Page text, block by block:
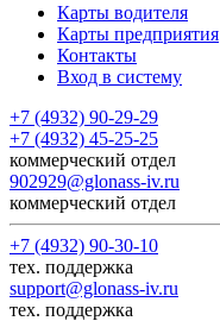
Карты водителя
Карты предприятия
Контакты
Вход в систему
+7 (4932) 90-29-29
+7 (4932) 45-25-25
коммерческий отдел
902929@glonass-iv.ru
коммерческий отдел
+7 (4932) 90-30-10
тех. поддержка
support@glonass-iv.ru
тех. поддержка